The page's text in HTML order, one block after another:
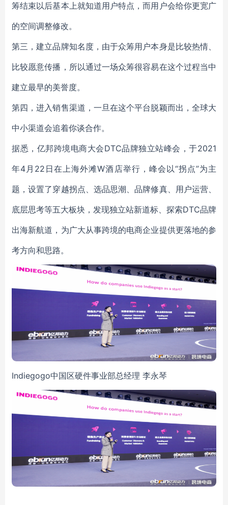
筹结束以后基本上就知道用户特点，而用户会给你更宽广
的空间调整修改。
第三，建立品牌知名度，由于众筹用户本身是比较热情、
比较愿意传播，所以通过一场众筹很容易在这个过程当中
建立最早的美誉度。
第四，进入销售渠道，一旦在这个平台脱颖而出，全球大
中小渠道会追着你谈合作。
据悉，亿邦跨境电商大会DTC品牌独立站峰会，于2021
年4月22日在上海外滩W酒店举行，峰会以“拐点”为主
题，设置了穿越拐点、选品思潮、品牌修真、用户运营、
底层思考等五大板块，发现独立站新道标、探索DTC品牌
出海新航道，为广大从事跨境的电商企业提供更落地的参
考方向和思路。
Indiegogo中国区硬件事业部总经理 李永琴